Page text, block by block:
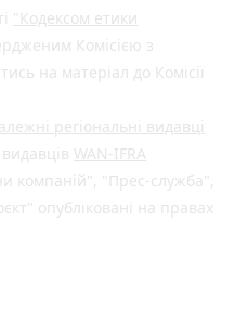
"Кодексом етики
Комісією з
на матеріал до Комісії
регіональні видавці
видавців WAN-IFRA
компаній", "Прес-служба",
опубліковані на правах